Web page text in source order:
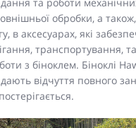
обробки, а
в аксесуарах, які
транспортування, та
з біноклем. Біноклі
відчуття повного